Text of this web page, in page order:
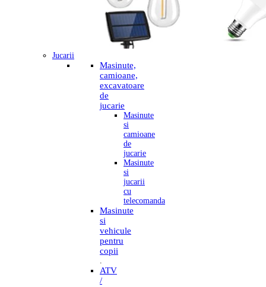
Jucarii
Masinute,
camioane,
excavatoare
de
jucarie
Masinute
si
camioane
de
jucarie
Masinute
si
jucarii
cu
telecomanda
Masinute
si
vehicule
pentru
copii
ATV
/